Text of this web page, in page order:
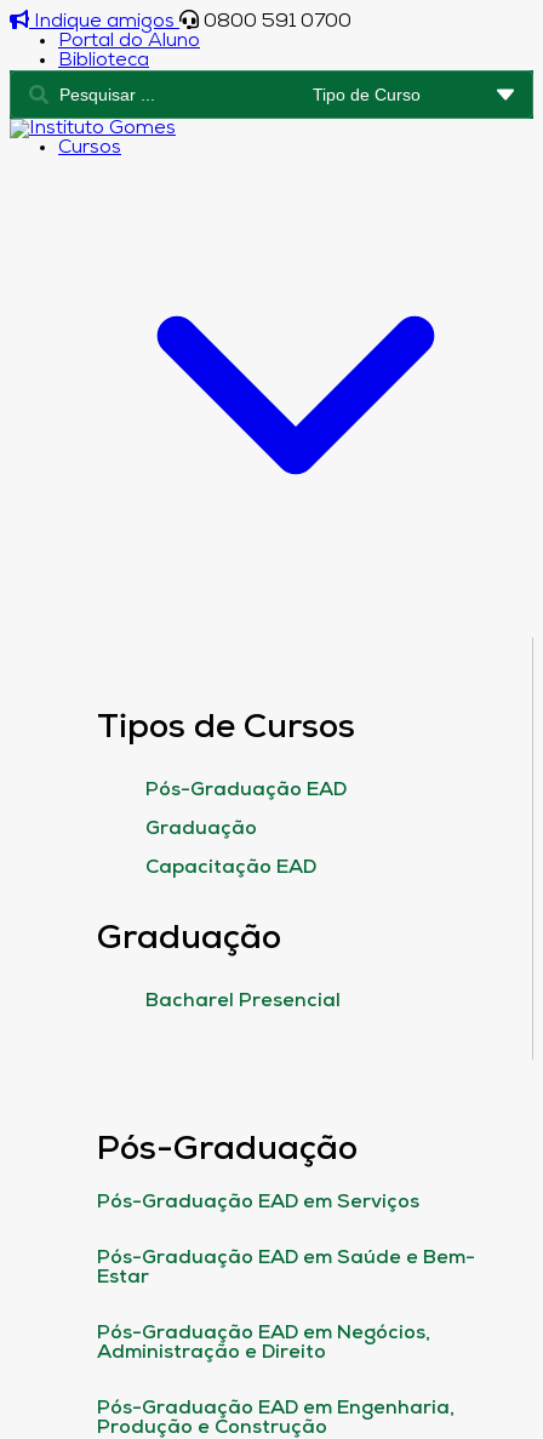
Indique amigos
0800 591 0700
Portal do Aluno
Biblioteca
Cursos
Tipos de Cursos
Pós-Graduação EAD
Graduação
Capacitação EAD
Graduação
Bacharel Presencial
Pós-Graduação
Pós-Graduação EAD em Serviços
Pós-Graduação EAD em Saúde e Bem-
Estar
Pós-Graduação EAD em Negócios,
Administração e Direito
Pós-Graduação EAD em Engenharia,
Produção e Construção